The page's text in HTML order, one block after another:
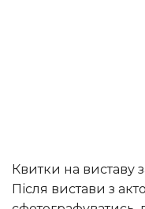
Квитки на виставу зазвичай обходяться в 8-10$.
Після вистави з